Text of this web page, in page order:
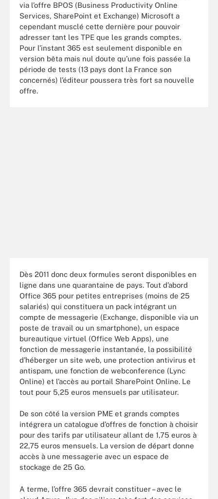
via l’offre BPOS (Business Productivity Online
Services, SharePoint et Exchange) Microsoft a
cependant musclé cette dernière pour pouvoir
adresser tant les TPE que les grands comptes.
Pour l’instant 365 est seulement disponible en
version bêta mais nul doute qu’une fois passée la
période de tests (13 pays dont la France son
concernés) l’éditeur poussera très fort sa nouvelle
offre.
Dès 2011 donc deux formules seront disponibles en
ligne dans une quarantaine de pays. Tout d’abord
Office 365 pour petites entreprises (moins de 25
salariés) qui constituera un pack intégrant un
compte de messagerie (Exchange, disponible via un
poste de travail ou un smartphone), un espace
bureautique virtuel (Office Web Apps), une
fonction de messagerie instantanée, la possibilité
d’héberger un site web, une protection antivirus et
antispam, une fonction de webconference (Lync
Online) et l’accès au portail SharePoint Online. Le
tout pour 5,25 euros mensuels par utilisateur.
De son côté la version PME et grands comptes
intégrera un catalogue d’offres de fonction à choisir
pour des tarifs par utilisateur allant de 1,75 euros à
22,75 euros mensuels. La version de départ donne
accès à une messagerie avec un espace de
stockage de 25 Go.
A terme, l’offre 365 devrait constituer – avec le